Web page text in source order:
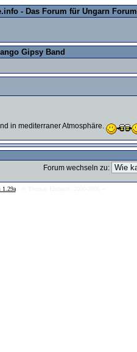
- Das Forum für Ungarn Forum
Gipsy Band
in mediterraner Atmosphäre.
Forum wechseln zu:
1.29a/ © Thomas Ehrhardt, 2000-2006 --